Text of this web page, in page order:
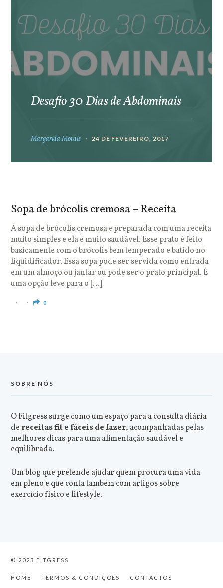
Desafio 30 Dias de Abdominais
Margarida Morais 24 DE FEVEREIRO, 2017
Sopa de brócolis cremosa – Receita
A sopa de brócolis cremosa é preparada com uma receita
muito simples e ela é muito saudável. Esse prato é feito
basicamente com o brócolis bem temperado e batido no
liquidificador. Essa sopa pode ser servida como entrada
em um almoço ou jantar ou pode ser o prato principal. É
uma opção leve para o […]
0
SOBRE NÓS
O Fitgress surge como um espaço para a consulta diária
dereceitas fit e fáceis de fazer, acompanhadas pelas
melhores dicas para uma alimentação saudável e
equilibrada.
Um blog que pretende ajudar quem procura uma vida
em pleno e que conta também com artigos sobre
exercício físico e lifestyle.
© 2023 FITGRESS
HOME TERMOS & CONDIÇÕES CONTACTOS